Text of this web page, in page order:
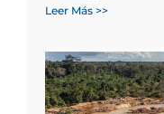
Leer Más >>